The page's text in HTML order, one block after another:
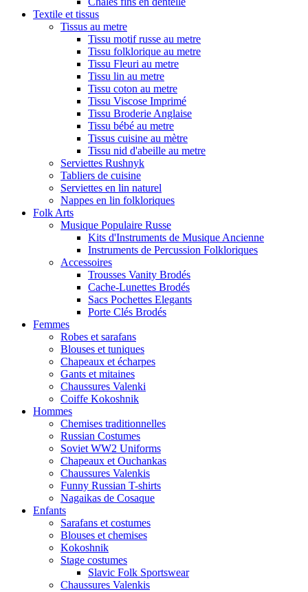
Textile et tissus
Tissus au metre
Tissu motif russe au metre
Tissu folklorique au metre
Tissu Fleuri au metre
Tissu lin au metre
Tissu coton au metre
Tissu Viscose Imprimé
Tissu Broderie Anglaise
Tissu bébé au metre
Tissus cuisine au mètre
Tissu nid d'abeille au metre
Serviettes Rushnyk
Tabliers de cuisine
Serviettes en lin naturel
Nappes en lin folkloriques
Folk Arts
Musique Populaire Russe
Kits d'Instruments de Musique Ancienne
Instruments de Percussion Folkloriques
Accessoires
Trousses Vanity Brodés
Cache-Lunettes Brodés
Sacs Pochettes Elegants
Porte Clés Brodés
Femmes
Robes et sarafans
Blouses et tuniques
Chapeaux et écharpes
Gants et mitaines
Chaussures Valenki
Coiffe Kokoshnik
Hommes
Chemises traditionnelles
Russian Costumes
Soviet WW2 Uniforms
Chapeaux et Ouchankas
Chaussures Valenkis
Funny Russian T-shirts
Nagaikas de Cosaque
Enfants
Sarafans et costumes
Blouses et chemises
Kokoshnik
Stage costumes
Slavic Folk Sportswear
Chaussures Valenkis